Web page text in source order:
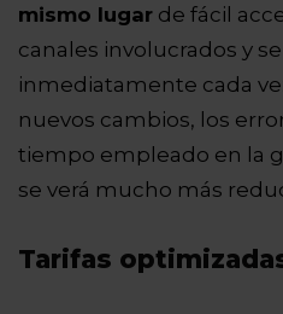
mismo lugar de fácil
canales involucrados y
inmediatamente cada
nuevos cambios, los
tiempo empleado en la
se verá mucho más
Tarifas